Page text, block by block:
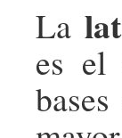
La
es el